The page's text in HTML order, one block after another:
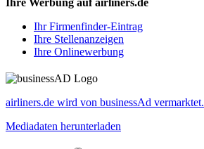
Ihr Firmenfinder-Eintrag
Ihre Stellenanzeigen
Ihre Onlinewerbung
airliners.de wird von businessAd vermarktet.
Mediadaten herunterladen